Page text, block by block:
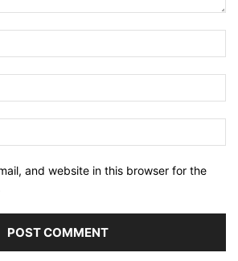
and website in this browser for the